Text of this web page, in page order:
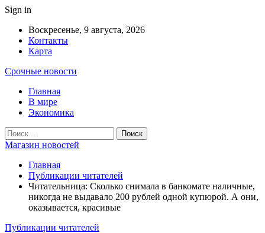
Sign in
Воскресенье, 9 августа, 2026
Контакты
Карта
Срочные новости
Главная
В мире
Экономика
Магазин новостей
Главная
Публикации читателей
Читательница: Сколько снимала в банкомате наличные,
никогда не выдавало 200 рублей одной купюрой. А они,
оказывается, красивые
Публикации читателей